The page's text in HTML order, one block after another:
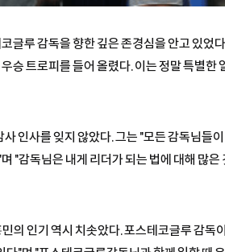
글루 감독을 향한 깊은 존경심을 안고 있었
트로피를 들어 올렸다. 이는 정말 특별한
인사를 잊지 않았다. 그는 "모든 감독님들
"감독님은 내게 리더가 되는 법에 대해 많은
의 인기 역시 치솟았다. 포스테코글루 감독